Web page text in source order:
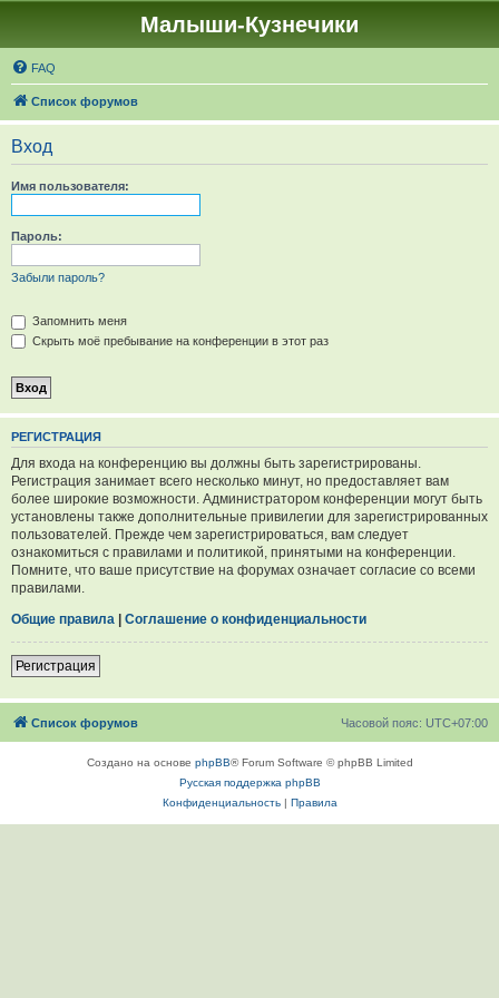
Малыши-Кузнечики
FAQ
Список форумов
Вход
Имя пользователя:
Пароль:
Забыли пароль?
Запомнить меня
Скрыть моё пребывание на конференции в этот раз
РЕГИСТРАЦИЯ
Для входа на конференцию вы должны быть зарегистрированы.
Регистрация занимает всего несколько минут, но предоставляет вам
более широкие возможности. Администратором конференции могут быть
установлены также дополнительные привилегии для зарегистрированных
пользователей. Прежде чем зарегистрироваться, вам следует
ознакомиться с правилами и политикой, принятыми на конференции.
Помните, что ваше присутствие на форумах означает согласие со всеми
правилами.
Общие правила | Соглашение о конфиденциальности
Регистрация
Список форумов Часовой пояс: UTC+07:00
Создано на основе phpBB® Forum Software © phpBB Limited
Русская поддержка phpBB
Конфиденциальность| Правила